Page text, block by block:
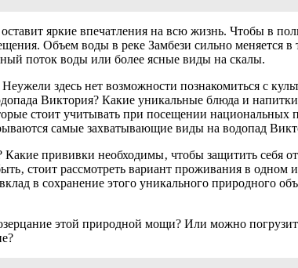
яркие впечатления на всю жизнь. Чтобы в
Объем воды в реке Замбези сильно меняется в
поток воды или более ясные виды на скалы.
здесь нет возможности познакомиться с
Виктория? Какие уникальные блюда и
стоит учитывать при посещении национальных
самые захватывающие виды на водопад
прививки необходимы‚ чтобы защитить себя
стоит рассмотреть вариант проживания в
в сохранение этого уникального природного
этой природной мощи? Или можно